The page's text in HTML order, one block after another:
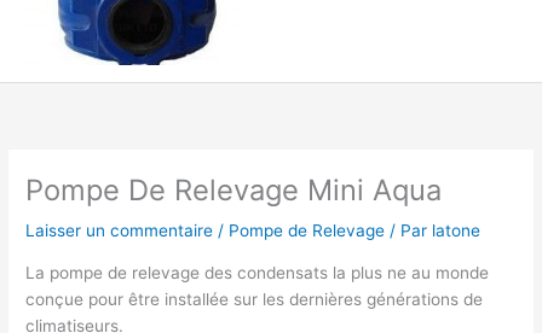
Pompe De Relevage Mini Aqua
Laisser un commentaire / Pompe de Relevage / Par latone
La pompe de relevage des condensats la plus ne au monde
conçue pour être installée sur les dernières générations de
climatiseurs.